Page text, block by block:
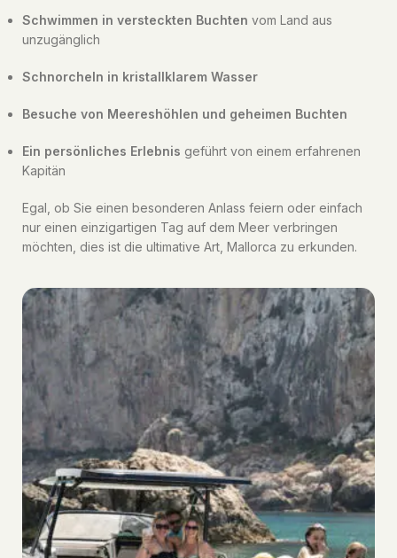
Schwimmen in versteckten Buchten vom Land aus
unzugänglich
Schnorcheln in kristallklarem Wasser
Besuche von Meereshöhlen und geheimen Buchten
Ein persönliches Erlebnis geführt von einem erfahrenen
Kapitän
Egal, ob Sie einen besonderen Anlass feiern oder einfach
nur einen einzigartigen Tag auf dem Meer verbringen
möchten, dies ist die ultimative Art, Mallorca zu erkunden.